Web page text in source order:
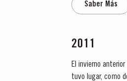
Saber Más
2011
El invierno
tuvo lugar, como